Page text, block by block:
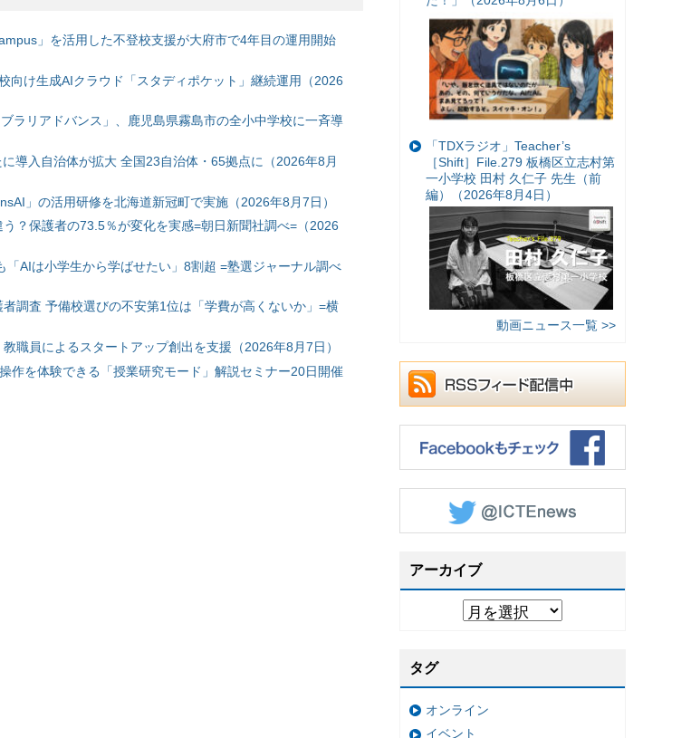
」を活用した不登校支援が大府市で4年目の運用開始
向け生成AIクラウド「スタディポケット」継続運用（2026
ラリアドバンス」、鹿児島県霧島市の全小中学校に一斉導
導入自治体が拡大 全国23自治体・65拠点に（2026年8月
」の活用研修を北海道新冠町で実施（2026年8月7日）
？保護者の73.5％が変化を実感=朝日新聞社調べ=（2026
「AIは小学生から学ばせたい」8割超 =塾選ジャーナル調べ
調査 予備校選びの不安第1位は「学費が高くないか」=横
職員によるスタートアップ創出を支援（2026年8月7日）
作を体験できる「授業研究モード」解説セミナー20日開催
「TDXラジオ」Teacher’s
［Shift］File.279 板橋区立志村第
一小学校 田村 久仁子 先生（前
編）（2026年8月4日）
動画ニュース一覧 >>
アーカイブ
タグ
オンライン
イベント